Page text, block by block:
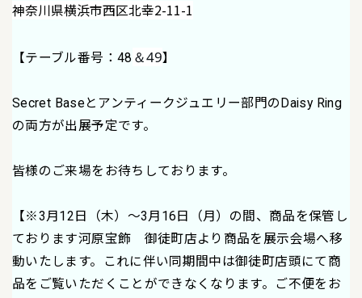
神奈川県横浜市西区北幸2-11-1
【テーブル番号：48 ＆49】
Secret Baseとアンティークジュエリー部門のDaisy Ring
の両方が出展予定です。
皆様のご来場をお待ちしております。
【※3月12日（木）～3月16日（月）の間、商品を保管し
ております河原宝飾 御徒町店より商品を展示会場へ移
動いたします。これに伴い同期間中は御徒町店頭にて商
品をご覧いただくことができなくなります。ご不便をお